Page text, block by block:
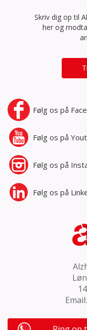
Skriv dig op til
her og
Følg os på
Følg os på
Følg os på
Følg os på
Email: